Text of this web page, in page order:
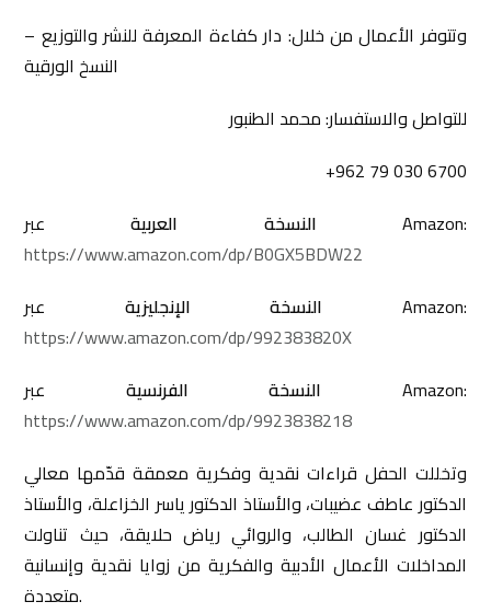
وتتوفر الأعمال من خلال: دار كفاءة المعرفة للنشر والتوزيع –
النسخ الورقية
للتواصل والاستفسار: محمد الطنبور
+962 79 030 6700
النسخة العربية عبر Amazon:
https://www.amazon.com/dp/B0GX5BDW22
النسخة الإنجليزية عبر Amazon:
https://www.amazon.com/dp/992383820X
النسخة الفرنسية عبر Amazon:
https://www.amazon.com/dp/9923838218
وتخللت الحفل قراءات نقدية وفكرية معمقة قدّمها معالي
الدكتور عاطف عضيبات، والأستاذ الدكتور ياسر الخزاعلة، والأستاذ
الدكتور غسان الطالب، والروائي رياض حلايقة، حيث تناولت
المداخلات الأعمال الأدبية والفكرية من زوايا نقدية وإنسانية
متعددة.